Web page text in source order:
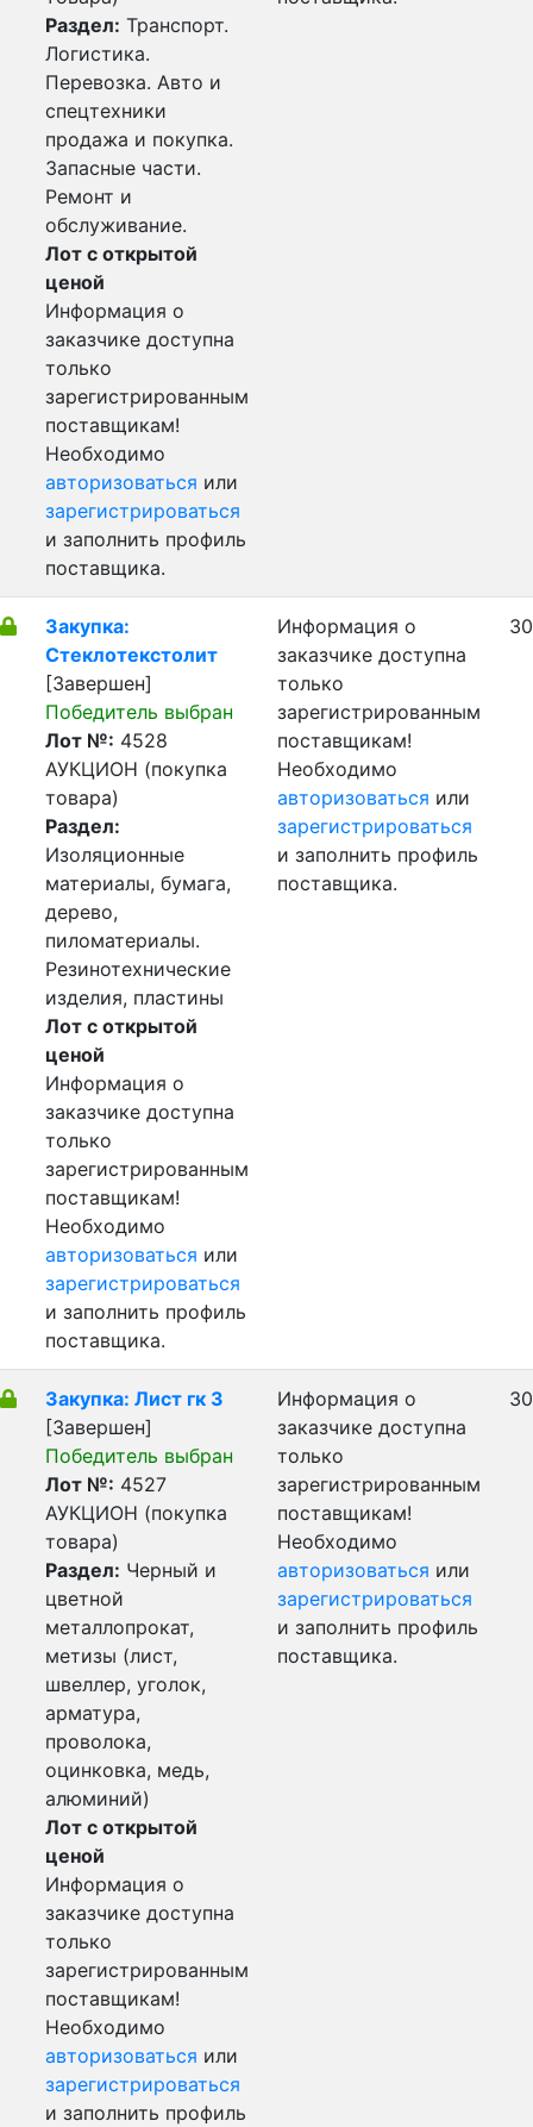
Раздел: Транспорт.
Логистика.
Перевозка. Авто и
спецтехники
продажа и покупка.
Запасные части.
Ремонт и
обслуживание.
Лот с открытой
ценой
Информация о
заказчике доступна
только
зарегистрированным
поставщикам!
Необходимо
авторизоваться или
зарегистрироваться
и заполнить профиль
поставщика.
Закупка:
Стеклотекстолит
[Завершен]
Победитель выбран
Лот №: 4528
АУКЦИОН (покупка
товара)
Раздел:
Изоляционные
материалы, бумага,
дерево,
пиломатериалы.
Резинотехнические
изделия, пластины
Лот с открытой
ценой
Информация о
заказчике доступна
только
зарегистрированным
поставщикам!
Необходимо
авторизоваться или
зарегистрироваться
и заполнить профиль
поставщика.
Информация о
заказчике доступна
только
зарегистрированным
поставщикам!
Необходимо
авторизоваться или
зарегистрироваться
и заполнить профиль
поставщика.
Закупка: Лист гк 3
[Завершен]
Победитель выбран
Лот №: 4527
АУКЦИОН (покупка
товара)
Раздел: Черный и
цветной
металлопрокат,
метизы (лист,
швеллер, уголок,
арматура,
проволока,
оцинковка, медь,
алюминий)
Лот с открытой
ценой
Информация о
заказчике доступна
только
зарегистрированным
поставщикам!
Необходимо
авторизоваться или
зарегистрироваться
и заполнить профиль
Информация о
заказчике доступна
только
зарегистрированным
поставщикам!
Необходимо
авторизоваться или
зарегистрироваться
и заполнить профиль
поставщика.